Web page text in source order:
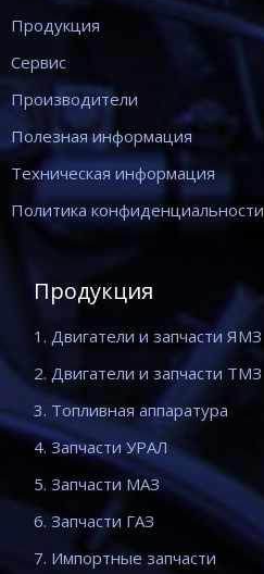
Продукция
Сервис
Производители
Полезная информация
Техническая информация
Политика конфиденциальности
Продукция
1. Двигатели и запчасти ЯМЗ
2. Двигатели и запчасти ТМЗ
3. Топливная аппаратура
4. Запчасти УРАЛ
5. Запчасти МАЗ
6. Запчасти ГАЗ
7. Импортные запчасти